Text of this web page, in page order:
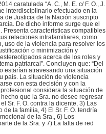
caratulada “A. C., M. E. c/ F. O., J.
interdisciplinario efectuado en la
de Justicia de la Nación suscripto
De dicho informe surge que el
Presenta características compatibles
relaciones intrafamiliares, como:
uso de la violencia para resolver los
o minimización y
acerca de los roles y
patriarcal”. Concluyen que: “Del
estarían atravesando una situación
país. La situación de violencia
con esta decisión y con la
considera la situación de
que la Sra. no desee regresar
Sr. F. O. contra la dicente, 3) Las
la familia, 4) El Sr. F. O. tendría
de la Sra., 6) Los
de la Sra. y 7) La falta de red